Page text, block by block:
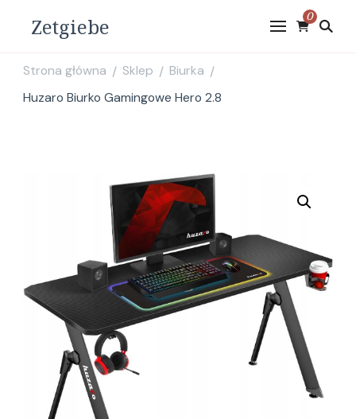
Zetgiebe 0
Strona główna / Sklep / Biurka /
Huzaro Biurko Gamingowe Hero 2.8